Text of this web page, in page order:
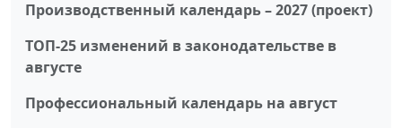
Производственный календарь – 2027 (проект)
ТОП-25 изменений в законодательстве в
августе
Профессиональный календарь на август